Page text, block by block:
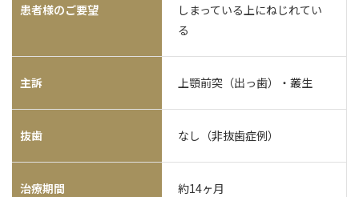
患者様のご要望
しまっている上にねじれてい
る
主訴 上顎前突（出っ歯）・叢生
抜歯 なし（非抜歯症例）
治療期間 約14ヶ月